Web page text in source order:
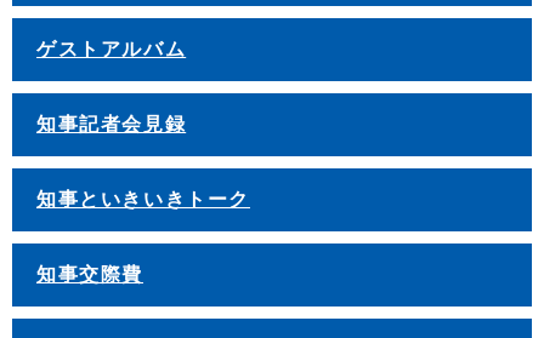
ゲストアルバム
知事記者会見録
知事といきいきトーク
知事交際費